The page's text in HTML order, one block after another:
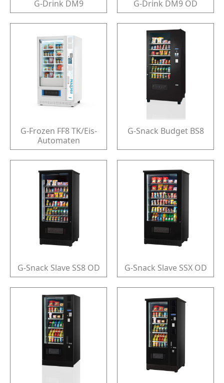
G-Drink DM9 G-Drink DM9 OD
G-Frozen FF8 TK/Eis-
Automaten
G-Snack Budget BS8
G-Snack Slave SS8 OD G-Snack Slave SSX OD